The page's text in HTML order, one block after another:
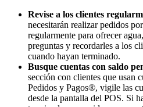
Revise a los clientes
necesitarán realizar pedidos
regularmente para ofrecer
preguntas y recordarles a los
cuando hayan terminado.
Busque cuentas con saldo
sección con clientes que usan
Pedidos y Pagos®, vigile las
desde la pantalla del POS. Si